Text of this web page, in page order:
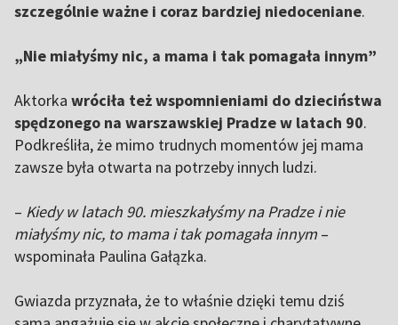
szczególnie ważne i coraz bardziej niedoceniane.
„Nie miałyśmy nic, a mama i tak pomagała innym”
Aktorka wróciła też wspomnieniami do dzieciństwa
spędzonego na warszawskiej Pradze w latach 90.
Podkreśliła, że mimo trudnych momentów jej mama
zawsze była otwarta na potrzeby innych ludzi.
– Kiedy w latach 90. mieszkałyśmy na Pradze i nie
miałyśmy nic, to mama i tak pomagała innym –
wspominała Paulina Gałązka.
Gwiazda przyznała, że to właśnie dzięki temu dziś